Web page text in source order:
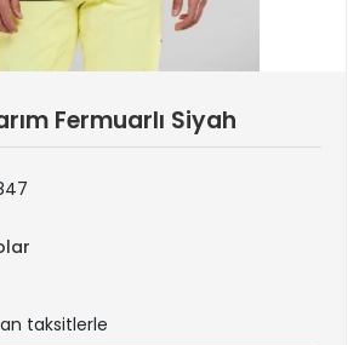
Fermuarlı Siyah
taksitlerle